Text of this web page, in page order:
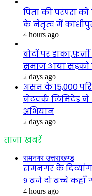
पिता की परंपरा
के नेतृत्व में
4 hours ago
वोटों पर
समाज आया सड़कों
2 days ago
असम के 15,000
नेटवर्क लिमिटेड ने
अभियान
2 days ago
ताजा खबरें
रामनगर उत्तराखण्ड
रामनगर के
9 बजे दो बच्चे कहाँ
4 hours ago